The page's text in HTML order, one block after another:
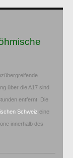
über die A17 sind
entfernt. Die
Schweiz eine
innerhalb des